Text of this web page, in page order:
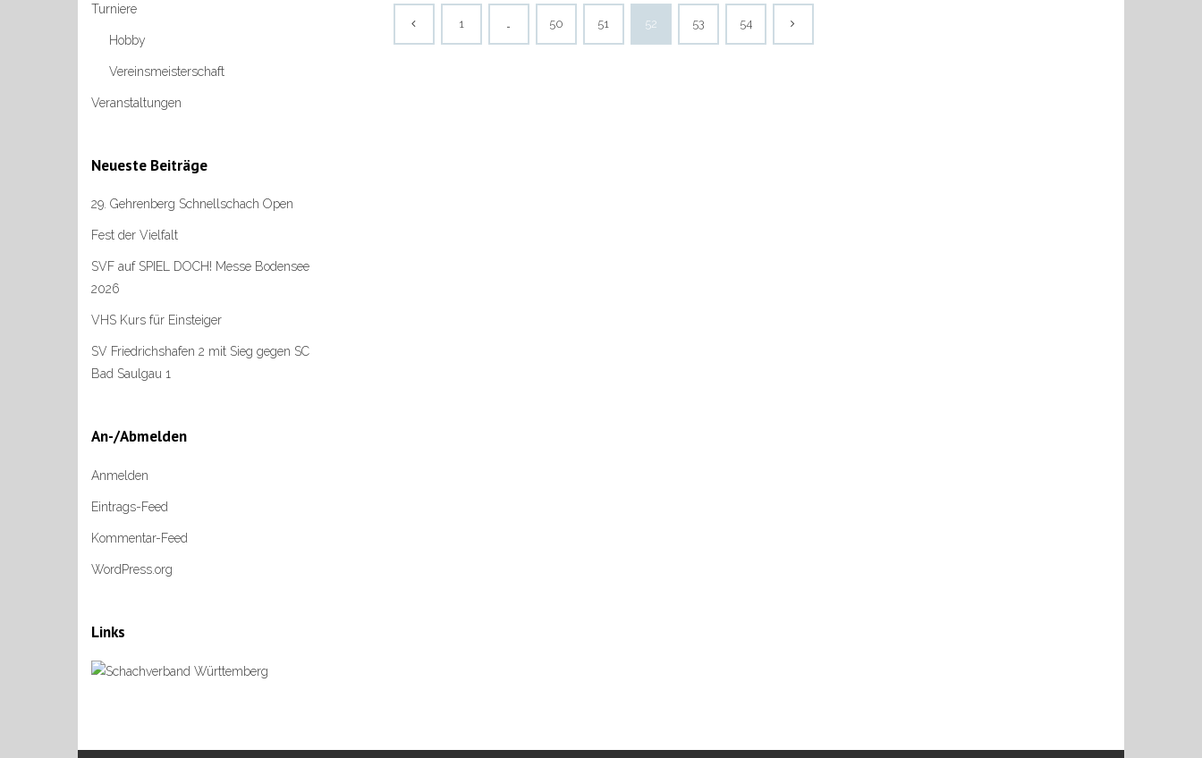
1 … 50 51 52 53 54
Turniere
Hobby
Vereinsmeisterschaft
Veranstaltungen
Neueste Beiträge
29. Gehrenberg Schnellschach Open
Fest der Vielfalt
SVF auf SPIEL DOCH! Messe Bodensee
2026
VHS Kurs für Einsteiger
SV Friedrichshafen 2 mit Sieg gegen SC
Bad Saulgau 1
An-/Abmelden
Anmelden
Eintrags-Feed
Kommentar-Feed
WordPress.org
Links